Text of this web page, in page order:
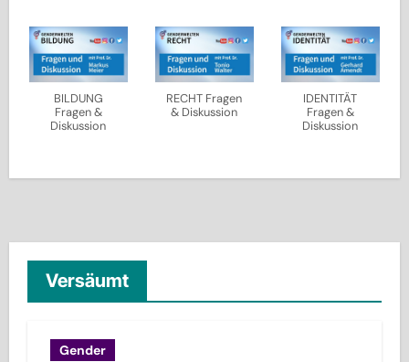
BILDUNG
Fragen &
Diskussion
RECHT Fragen
& Diskussion
IDENTITÄT
Fragen &
Diskussion
Versäumt
Gender